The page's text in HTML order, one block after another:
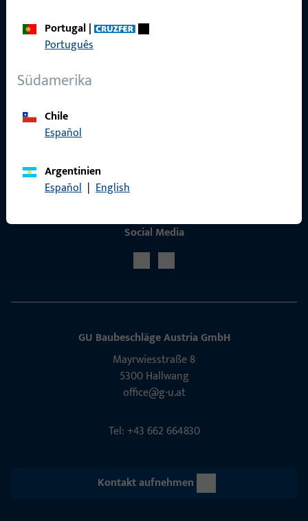
Portugal|
Português
Südamerika
Chile
Español
Argentinien
Español | English
Social Media
GU Baubeschläge Aus­tria GmbH
Mayrwies­straße 8
5300 Hall­wang
office@g-u.at
Tel: +43 662 664830
Kontakt aufnehmen